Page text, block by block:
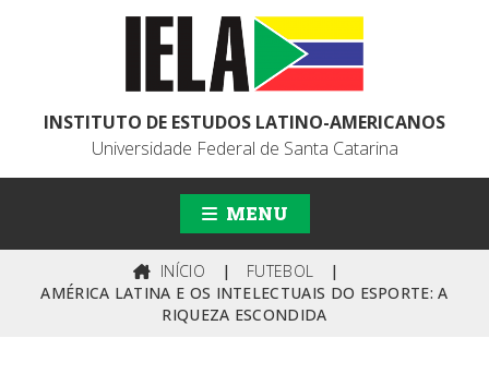
INSTITUTO DE ESTUDOS LATINO-AMERICANOS
Universidade Federal de Santa Catarina
MENU
INÍCIO | FUTEBOL
|
AMÉRICA LATINA E OS INTELECTUAIS DO ESPORTE: A
RIQUEZA ESCONDIDA